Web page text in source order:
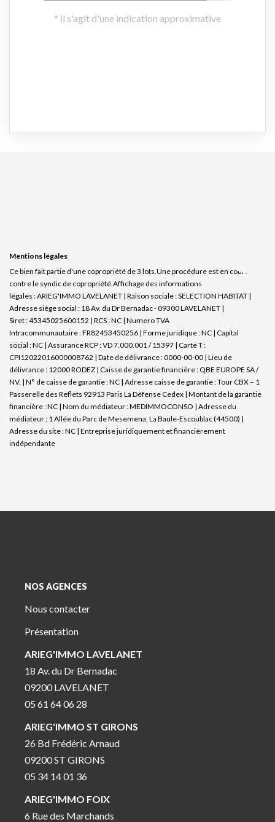
Mentions légales
Ce bien fait partie d'une copropriété de 3 lots.Une procédure est en cours
contre le syndic de copropriété. Affichage des informations
légales : ARIEG'IMMO LAVELANET | Raison sociale : SELECTION HABITAT |
Adresse siège social : 18 Av. du Dr Bernadac - 09300 LAVELANET |
Siret : 45345025600152 | RCS : NC | Numero TVA
Intracommunautaire : FR82453450256 | Forme juridique : NC | Capital
social : NC | Assurance RCP : VD 7.000.001 / 15397 | Carte T :
CPI12022016000008762 | Date de délivrance : 0000-00-00 | Lieu de
délivrance : 12000 RODEZ | Caisse de garantie financière : QBE EUROPE SA /
NV. | N° de caisse de garantie : NC | Adresse caisse de garantie : Tour CBX – 1
Passerelle des Reflets 92913 Paris La Défense Cedex | Montant de la garantie
financière : NC | Nom du médiateur : MEDIMMOCONSO | Adresse du
médiateur : 1 Allée du Parc de Mesemena, La Baule-Escoublac (44500) |
Adresse du site : NC | Entreprise juridiquement et financièrement
indépendante
NOS AGENCES
Nous contacter
Présentation
ARIEG'IMMO LAVELANET
18 Av. du Dr Bernadac
09200 LAVELANET
05 61 64 06 28
ARIEG'IMMO ST GIRONS
26 Bd Frédéric Arnaud
09200 ST GIRONS
05 34 14 01 36
ARIEG'IMMO FOIX
6 Rue des Marchands